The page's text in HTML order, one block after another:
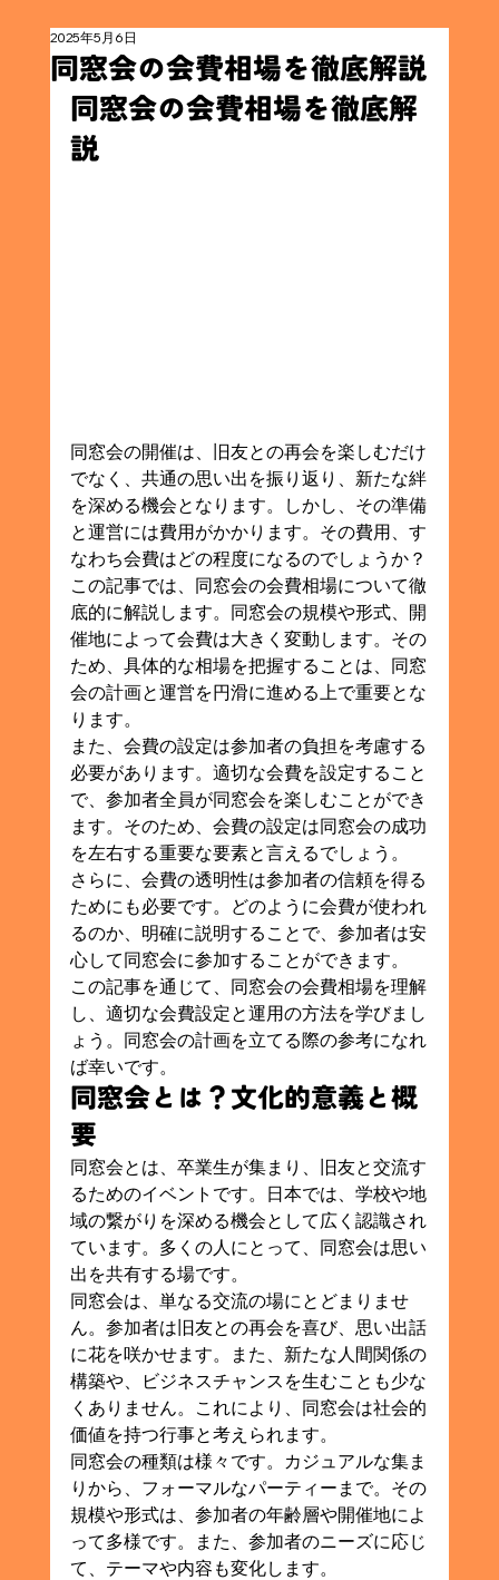
同窓会の会費相場を徹底解説
2025年5月6日
同窓会の会費相場を徹底解
説
同窓会の開催は、旧友との再会を楽しむだけ
でなく、共通の思い出を振り返り、新たな絆
を深める機会となります。しかし、その準備
と運営には費用がかかります。その費用、す
なわち会費はどの程度になるのでしょうか？
この記事では、同窓会の会費相場について徹
底的に解説します。同窓会の規模や形式、開
催地によって会費は大きく変動します。その
ため、具体的な相場を把握することは、同窓
会の計画と運営を円滑に進める上で重要とな
ります。
また、会費の設定は参加者の負担を考慮する
必要があります。適切な会費を設定すること
で、参加者全員が同窓会を楽しむことができ
ます。そのため、会費の設定は同窓会の成功
を左右する重要な要素と言えるでしょう。
さらに、会費の透明性は参加者の信頼を得る
ためにも必要です。どのように会費が使われ
るのか、明確に説明することで、参加者は安
心して同窓会に参加することができます。
この記事を通じて、同窓会の会費相場を理解
し、適切な会費設定と運用の方法を学びまし
ょう。同窓会の計画を立てる際の参考になれ
ば幸いです。
同窓会とは？文化的意義と概
要
同窓会とは、卒業生が集まり、旧友と交流す
るためのイベントです。日本では、学校や地
域の繋がりを深める機会として広く認識され
ています。多くの人にとって、同窓会は思い
出を共有する場です。
同窓会は、単なる交流の場にとどまりませ
ん。参加者は旧友との再会を喜び、思い出話
に花を咲かせます。また、新たな人間関係の
構築や、ビジネスチャンスを生むことも少な
くありません。これにより、同窓会は社会的
価値を持つ行事と考えられます。
同窓会の種類は様々です。カジュアルな集ま
りから、フォーマルなパーティーまで。その
規模や形式は、参加者の年齢層や開催地によ
って多様です。また、参加者のニーズに応じ
て、テーマや内容も変化します。